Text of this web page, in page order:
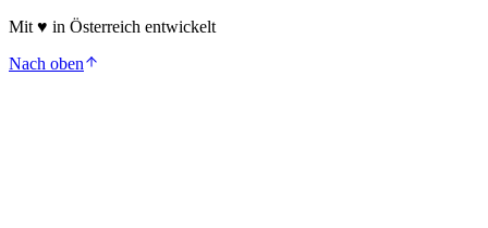
Mit ♥ in Österreich entwickelt
Nach oben